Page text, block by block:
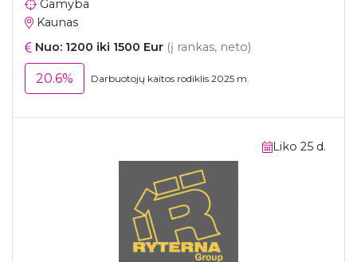
Gamyba
Kaunas
Nuo: 1200 iki 1500 Eur (į rankas, neto)
20.6% Darbuotojų kaitos rodiklis 2025 m.
Liko 25 d.